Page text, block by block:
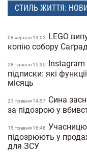
СТИЛЬ ЖИТТЯ:
08 червня 13:02
LEGO
копію собору
28 травня 15:35 Instagram
підписки: які
місяць
21 травня 14:57
Сина
за підозрою у
15 травня 16:48
підозрюють у
для ЗСУ